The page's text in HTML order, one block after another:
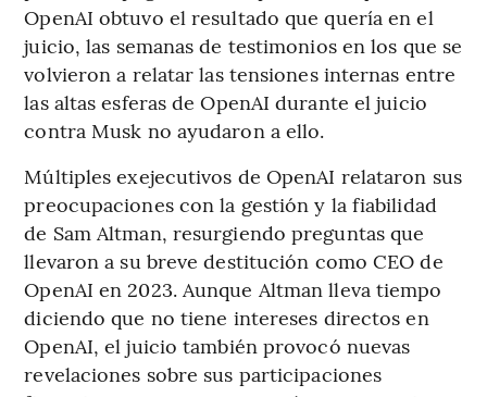
OpenAI obtuvo el resultado que quería en el
juicio, las semanas de testimonios en los que se
volvieron a relatar las tensiones internas entre
las altas esferas de OpenAI durante el juicio
contra Musk no ayudaron a ello.
Múltiples exejecutivos de OpenAI relataron sus
preocupaciones con la gestión y la fiabilidad
de Sam Altman, resurgiendo preguntas que
llevaron a su breve destitución como CEO de
OpenAI en 2023. Aunque Altman lleva tiempo
diciendo que no tiene intereses directos en
OpenAI, el juicio también provocó nuevas
revelaciones sobre sus participaciones